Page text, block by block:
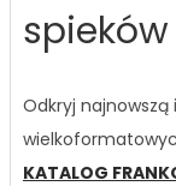
Odkryj najnowszą
KATALOG